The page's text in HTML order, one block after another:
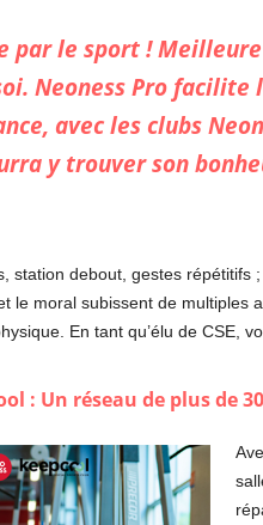
par le sport !
Neoness Pro
avec les clubs
y trouver son
station debout, gestes
le moral subissent de multiples
En tant qu’élu de CSE,
: Un réseau de plus de